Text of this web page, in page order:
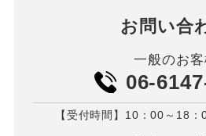
お問い合
一般のお客
06-
【受付時間】10：00～18：